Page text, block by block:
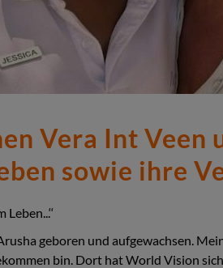
Vera Int Veen
sowie ihre
geboren und aufgewachsen.
bin. Dort hat World Vision